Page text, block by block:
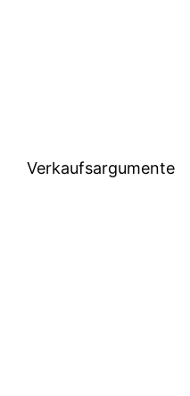
Verkaufsargumente